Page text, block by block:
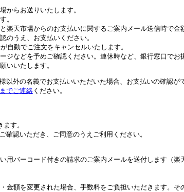
からお送りいたします。
。
楽天市場からのお支払いに関するご案内メール送信時で金
のうえ、お支払いください。
自動でご注文をキャンセルいたします。
ジなどを予めご確認ください。連休時など、銀行窓口で
いいたします。
外の名義でお支払いいただいた場合、お支払いの確認が
でご連絡 ください。
す。
確認いただき、ご同意のうえご利用ください。
用バーコード付きの請求のご案内メールを送付します（
金額を変更された場合、手数料をご負担いただきます。